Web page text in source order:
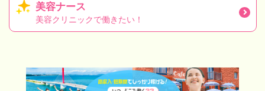
美容ナース
美容クリニックで働きたい！